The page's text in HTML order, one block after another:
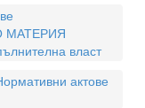
МАТЕРИЯ
власт
актове